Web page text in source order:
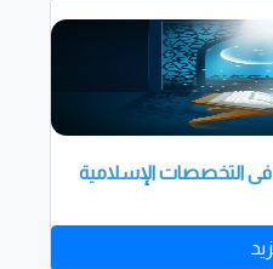
فى التخصصات الإسلامية